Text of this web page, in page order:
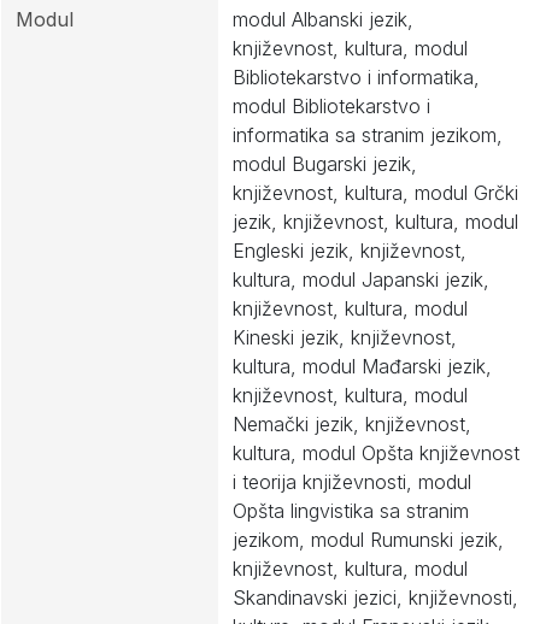
Modul
modul Albanski jezik,
književnost, kultura, modul
Bibliotekarstvo i informatika,
modul Bibliotekarstvo i
informatika sa stranim jezikom,
modul Bugarski jezik,
književnost, kultura, modul Grčki
jezik, književnost, kultura, modul
Engleski jezik, književnost,
kultura, modul Japanski jezik,
književnost, kultura, modul
Kineski jezik, književnost,
kultura, modul Mađarski jezik,
književnost, kultura, modul
Nemački jezik, književnost,
kultura, modul Opšta književnost
i teorija književnosti, modul
Opšta lingvistika sa stranim
jezikom, modul Rumunski jezik,
književnost, kultura, modul
Skandinavski jezici, književnosti,